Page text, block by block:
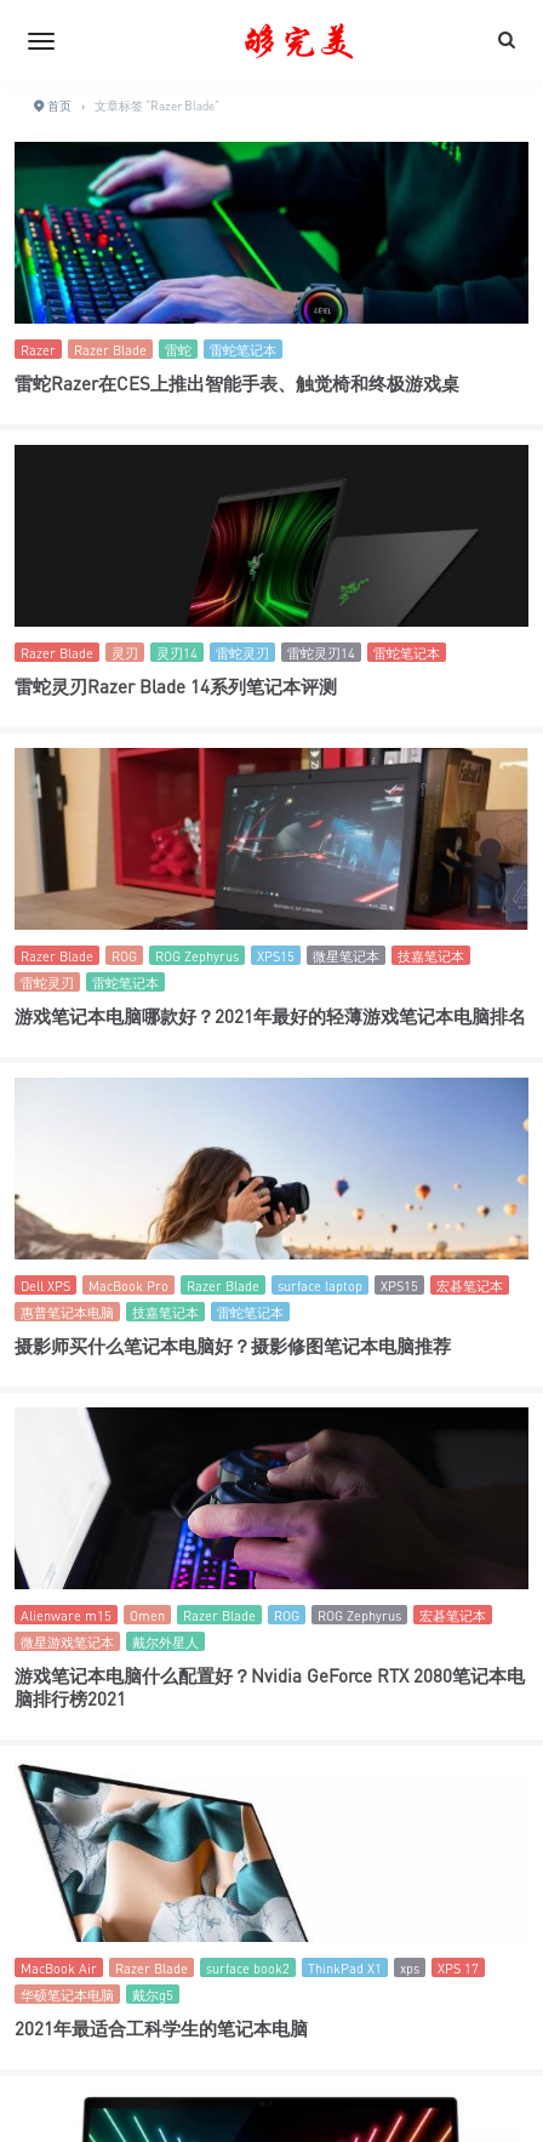
首页 › 文章标签 "Razer Blade"
Razer Razer Blade 雷蛇 雷蛇笔记本
雷蛇Razer在CES上推出智能手表、触觉椅和终极游戏桌
Razer Blade 灵刃 灵刃14 雷蛇灵刃 雷蛇灵刃14 雷蛇笔记本
雷蛇灵刃Razer Blade 14系列笔记本评测
Razer Blade ROG ROG Zephyrus XPS15 微星笔记本
技嘉笔记本
雷蛇灵刃
雷蛇笔记本
游戏笔记本电脑哪款好？2021年最好的轻薄游戏笔记本电脑排名
Dell XPS MacBook Pro Razer Blade surface laptop XPS15
宏碁笔记本
惠普笔记本电脑
技嘉笔记本 雷蛇笔记本
摄影师买什么笔记本电脑好？摄影修图笔记本电脑推荐
Alienware m15 Omen Razer Blade ROG ROG Zephyrus
宏碁笔记本
微星游戏笔记本
戴尔外星人
游戏笔记本电脑什么配置好？Nvidia GeForce RTX 2080笔记本电
脑排行榜2021
MacBook Air Razer Blade surface book2 ThinkPad X1 xps
XPS 17
华硕笔记本电脑
戴尔g5
2021年最适合工科学生的笔记本电脑